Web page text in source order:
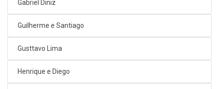
Gabriel Diniz
Guilherme e Santiago
Gusttavo Lima
Henrique e Diego